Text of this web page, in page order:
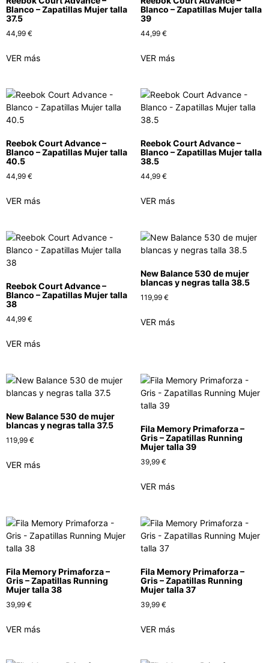
Blanco – Zapatillas Mujer talla
37.5
44,99 €
VER más
Blanco – Zapatillas Mujer talla
39
44,99 €
VER más
Reebok Court Advance –
Blanco – Zapatillas Mujer talla
40.5
44,99 €
VER más
Reebok Court Advance –
Blanco – Zapatillas Mujer talla
38.5
44,99 €
VER más
Reebok Court Advance –
Blanco – Zapatillas Mujer talla
38
44,99 €
VER más
New Balance 530 de mujer
blancas y negras talla 38.5
119,99 €
VER más
New Balance 530 de mujer
blancas y negras talla 37.5
119,99 €
VER más
Fila Memory Primaforza –
Gris – Zapatillas Running
Mujer talla 39
39,99 €
VER más
Fila Memory Primaforza –
Gris – Zapatillas Running
Mujer talla 38
39,99 €
VER más
Fila Memory Primaforza –
Gris – Zapatillas Running
Mujer talla 37
39,99 €
VER más